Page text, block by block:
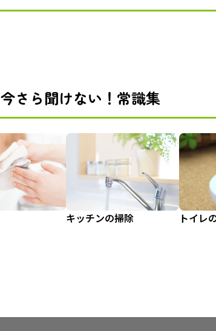
今さら聞けない！常識集
キッチンの掃除 トイレ